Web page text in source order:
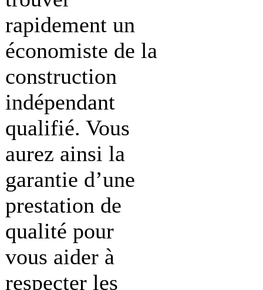
rapidement un
économiste de la
construction
indépendant
qualifié. Vous
aurez ainsi la
garantie d’une
prestation de
qualité pour
vous aider à
respecter les